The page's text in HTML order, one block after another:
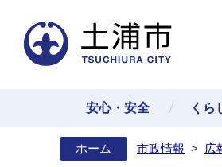
安心・安全 くら
ホーム 市政情報 > 広